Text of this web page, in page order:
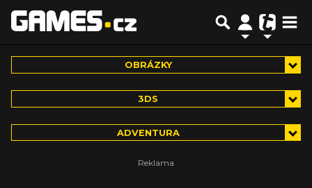
OBRÁZKY
3DS
ADVENTURA